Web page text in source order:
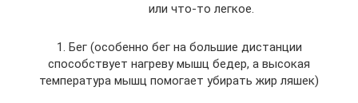
или что-то легкое.
1. Бег (особенно бег на большие дистанции
способствует нагреву мышц бедер, а высокая
температура мышц помогает убирать жир ляшек)